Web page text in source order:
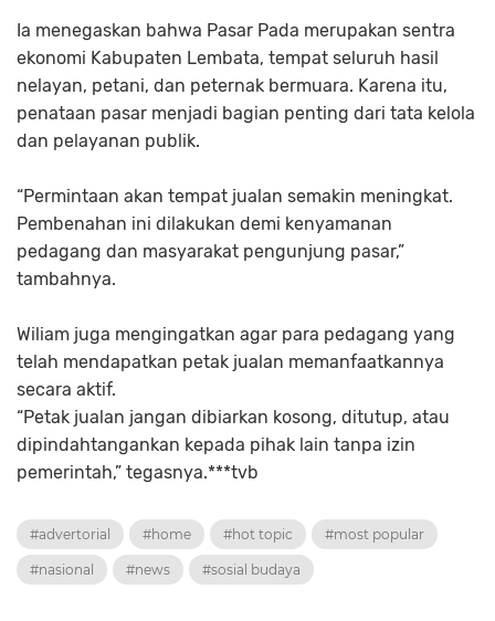
Ia menegaskan bahwa Pasar Pada merupakan sentra
ekonomi Kabupaten Lembata, tempat seluruh hasil
nelayan, petani, dan peternak bermuara. Karena itu,
penataan pasar menjadi bagian penting dari tata kelola
dan pelayanan publik.
“Permintaan akan tempat jualan semakin meningkat.
Pembenahan ini dilakukan demi kenyamanan
pedagang dan masyarakat pengunjung pasar,”
tambahnya.
Wiliam juga mengingatkan agar para pedagang yang
telah mendapatkan petak jualan memanfaatkannya
secara aktif.
“Petak jualan jangan dibiarkan kosong, ditutup, atau
dipindahtangankan kepada pihak lain tanpa izin
pemerintah,” tegasnya.***tvb
#advertorial #home #hot topic #most popular
#nasional #news #sosial budaya